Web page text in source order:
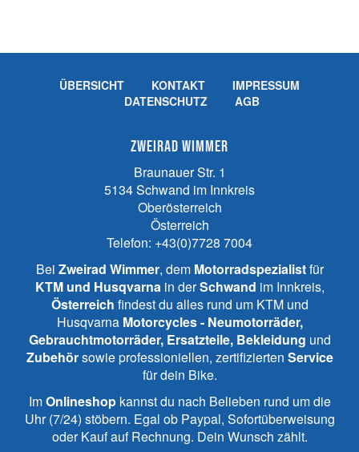
ÜBERSICHT KONTAKT
IMPRESSUM
DATENSCHUTZ
AGB
Zweirad Wimmer
Braunauer Str. 1
5134Schwand im Innkreis
Oberösterreich
Österreich
Telefon: +43(0)7728 7004
Bei Zweirad Wimmer, dem Motorradspezialistfür
KTM und Husqvarna in derSchwand im Innkreis,
Österreich findest du alles rund um KTM und
Husqvarna Motorcycles - Neumotorräder,
Gebrauchtmotorräder, Ersatzteile, Bekleidung und
Zubehörsowie professioniellen, zertifizierten Service
für dein Bike.
ImOnlineshopkannst du nach Belieben rund um die
Uhr (7/24) stöbern. Egal ob Paypal, Sofortüberweisung
oder Kauf auf Rechnung. Dein Wunsch zählt.